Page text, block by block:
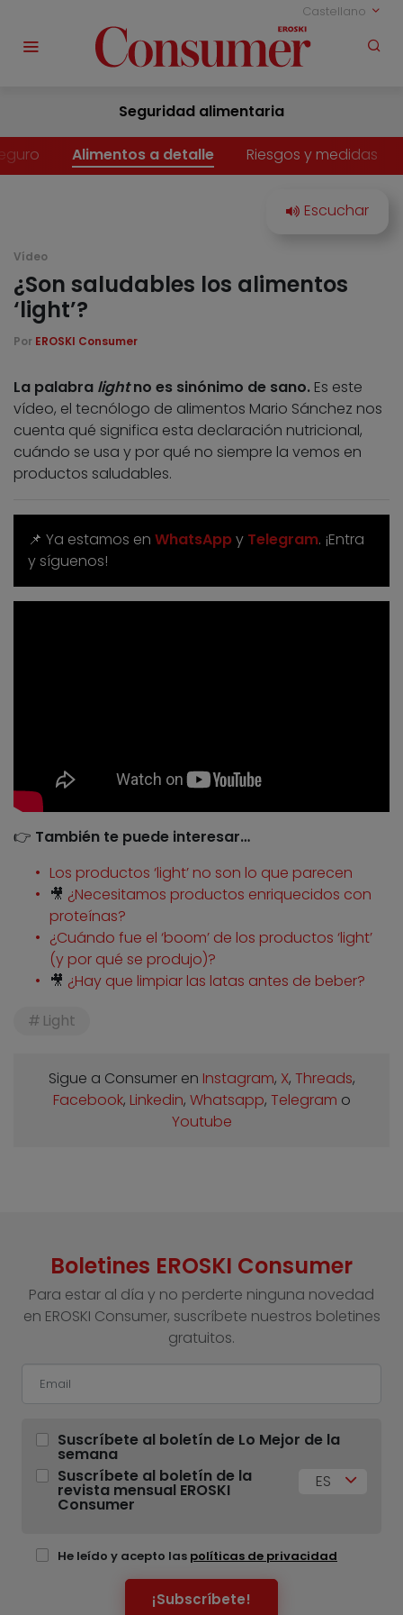
Castellano
Seguridad alimentaria
Alimentos a detalle Riesgos y medidas
Vídeo
¿Son saludables los alimentos
‘light’?
Por EROSKI Consumer
La palabra lightno es sinónimo de sano. Es este
vídeo, el tecnólogo de alimentos Mario Sánchez nos
cuenta qué significa esta declaración nutricional,
cuándo se usa y por qué no siempre la vemos en
productos saludables.
📌 Ya estamos en WhatsAppy Telegram. ¡Entra
y síguenos!
👉 También te puede interesar…
Los productos ‘light’ no son lo que parecen
🎥 ¿Necesitamos productos enriquecidos con
proteínas?
¿Cuándo fue el ‘boom’ de los productos ‘light’
(y por qué se produjo)?
🎥 ¿Hay que limpiar las latas antes de beber?
Light
Sigue a Consumer en Instagram, X, Threads,
Facebook, Linkedin, Whatsapp, Telegram o
Youtube
Boletines EROSKI Consumer
Para estar al día y no perderte ninguna novedad
en EROSKI Consumer, suscríbete nuestros boletines
gratuitos.
Suscríbete al boletín de Lo Mejor de la
semana
Suscríbete al boletín de la
revista mensual EROSKI
Consumer
ES
He leído y acepto las políticas de privacidad
¡Subscríbete!